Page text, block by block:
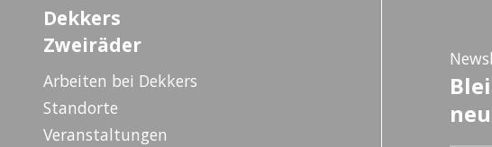
Dekkers
Zweiräder
Arbeiten bei Dekkers
Standorte
Veranstaltungen